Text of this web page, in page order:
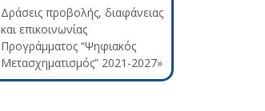
Δράσεις προβολής, διαφάνειας
και επικοινωνίας
Προγράμματος “Ψηφιακός
Μετασχηματισμός” 2021-2027»